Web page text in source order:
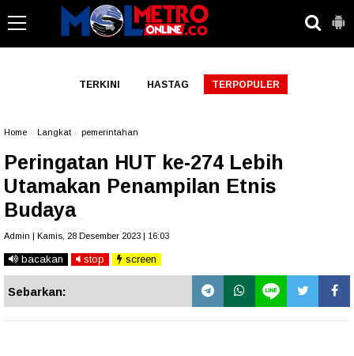
TERKINI HASTAG TERPOPULER
Home Langkat pemerintahan
Peringatan HUT ke-274 Lebih
Utamakan Penampilan Etnis
Budaya
Admin | Kamis, 28 Desember 2023 | 16:03
bacakan stop screen
Sebarkan: